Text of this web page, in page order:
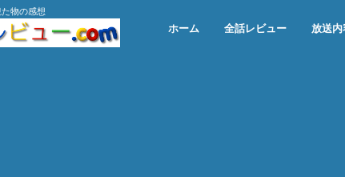
物の感想
ホーム 全話レビュー 放送内